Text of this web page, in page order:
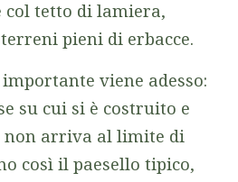
col tetto di lamiera,
pieni di erbacce.
viene adesso:
su cui si è costruito e
arriva al limite di
così il paesello tipico,